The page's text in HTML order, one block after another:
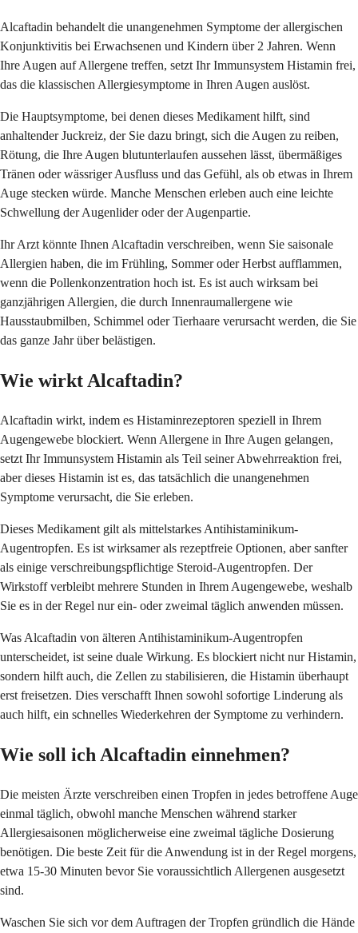
Alcaftadin behandelt die unangenehmen Symptome der allergischen
Konjunktivitis bei Erwachsenen und Kindern über 2 Jahren. Wenn
Ihre Augen auf Allergene treffen, setzt Ihr Immunsystem Histamin frei,
das die klassischen Allergiesymptome in Ihren Augen auslöst.
Die Hauptsymptome, bei denen dieses Medikament hilft, sind
anhaltender Juckreiz, der Sie dazu bringt, sich die Augen zu reiben,
Rötung, die Ihre Augen blutunterlaufen aussehen lässt, übermäßiges
Tränen oder wässriger Ausfluss und das Gefühl, als ob etwas in Ihrem
Auge stecken würde. Manche Menschen erleben auch eine leichte
Schwellung der Augenlider oder der Augenpartie.
Ihr Arzt könnte Ihnen Alcaftadin verschreiben, wenn Sie saisonale
Allergien haben, die im Frühling, Sommer oder Herbst aufflammen,
wenn die Pollenkonzentration hoch ist. Es ist auch wirksam bei
ganzjährigen Allergien, die durch Innenraumallergene wie
Hausstaubmilben, Schimmel oder Tierhaare verursacht werden, die Sie
das ganze Jahr über belästigen.
Wie wirkt Alcaftadin?
Alcaftadin wirkt, indem es Histaminrezeptoren speziell in Ihrem
Augengewebe blockiert. Wenn Allergene in Ihre Augen gelangen,
setzt Ihr Immunsystem Histamin als Teil seiner Abwehrreaktion frei,
aber dieses Histamin ist es, das tatsächlich die unangenehmen
Symptome verursacht, die Sie erleben.
Dieses Medikament gilt als mittelstarkes Antihistaminikum-
Augentropfen. Es ist wirksamer als rezeptfreie Optionen, aber sanfter
als einige verschreibungspflichtige Steroid-Augentropfen. Der
Wirkstoff verbleibt mehrere Stunden in Ihrem Augengewebe, weshalb
Sie es in der Regel nur ein- oder zweimal täglich anwenden müssen.
Was Alcaftadin von älteren Antihistaminikum-Augentropfen
unterscheidet, ist seine duale Wirkung. Es blockiert nicht nur Histamin,
sondern hilft auch, die Zellen zu stabilisieren, die Histamin überhaupt
erst freisetzen. Dies verschafft Ihnen sowohl sofortige Linderung als
auch hilft, ein schnelles Wiederkehren der Symptome zu verhindern.
Wie soll ich Alcaftadin einnehmen?
Die meisten Ärzte verschreiben einen Tropfen in jedes betroffene Auge
einmal täglich, obwohl manche Menschen während starker
Allergiesaisonen möglicherweise eine zweimal tägliche Dosierung
benötigen. Die beste Zeit für die Anwendung ist in der Regel morgens,
etwa 15-30 Minuten bevor Sie voraussichtlich Allergenen ausgesetzt
sind.
Waschen Sie sich vor dem Auftragen der Tropfen gründlich die Hände